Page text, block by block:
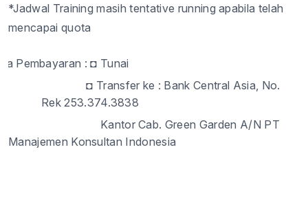
*Jadwal Trainingmasih tentative runningapabila telah
mencapai quota
Pembayaran :◘ Tunai
◘ Transfer ke : Bank Central Asia, No.
Rek 253.374.3838
Kantor Cab. Green Garden A/N PT
Manajemen Konsultan Indonesia